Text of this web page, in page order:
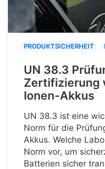
PRODUKTSICHERHEIT
UN 38.3
Zertifizierung
Ionen-Akkus
UN 38.3 ist eine
Norm für die
Akkus. Welche
Norm vor, um
Batterien sicher